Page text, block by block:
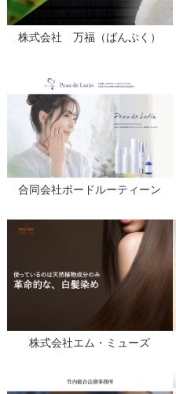
株式会社 万福（ばんぷく）
合同会社ポードルーティーン
株式会社エム・ミューズ